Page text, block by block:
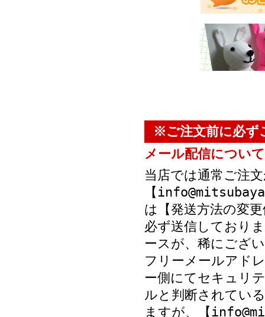
※ご注文前に必ず
メール配信につい
当店では通常ご注
【
は【発送方法の変
必ず送信しており
ースが、稀にござ
フリーメールアド
ー側にてセキュリ
ルと判断されてい
ますが、【